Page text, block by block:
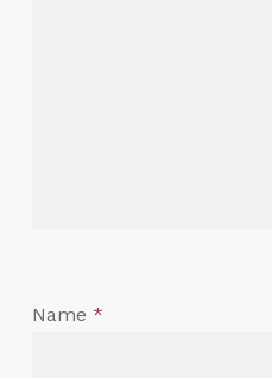
Name *